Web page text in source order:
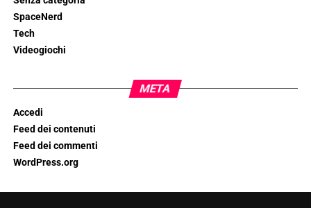
SpaceNerd
Tech
Videogiochi
META
Accedi
Feed dei contenuti
Feed dei commenti
WordPress.org